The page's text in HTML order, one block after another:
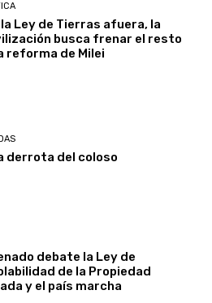
la Ley de Tierras afuera, la
busca frenar el resto
reforma de Milei
derrota del coloso
debate la Ley de
de la Propiedad
y el país marcha